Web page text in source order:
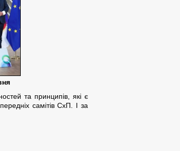
та принципів, які є
самітів СхП. І за